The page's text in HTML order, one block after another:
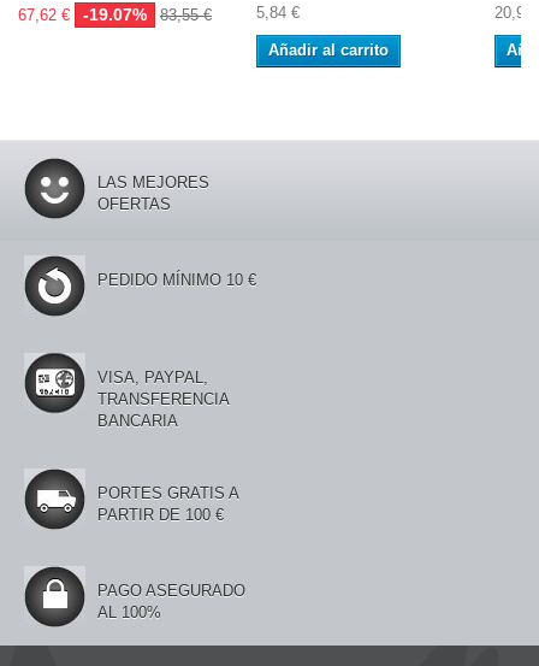
67,62 € -19.07% 83,55 € 5,84 €
Añadir al carrito
20,92
LAS MEJORES
OFERTAS
PEDIDO MÍNIMO 10 €
VISA, PAYPAL,
TRANSFERENCIA
BANCARIA
PORTES GRATIS A
PARTIR DE 100 €
PAGO ASEGURADO
AL 100%